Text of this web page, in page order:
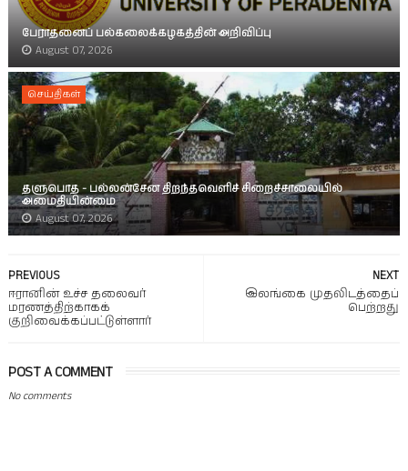
பேராதனைப் பல்கலைக்கழகத்தின் அறிவிப்பு
August 07, 2026
செய்திகள்
தளுபொத - பல்லன்சேன திறந்தவெளிச் சிறைச்சாலையில்
அமைதியின்மை
August 07, 2026
NEXT
இலங்கை முதலிடத்தைப்
பெற்றது
PREVIOUS
ஈரானின் உச்ச தலைவர்
மரணத்திற்காகக்
குறிவைக்கப்பட்டுள்ளார்
POST A COMMENT
No comments